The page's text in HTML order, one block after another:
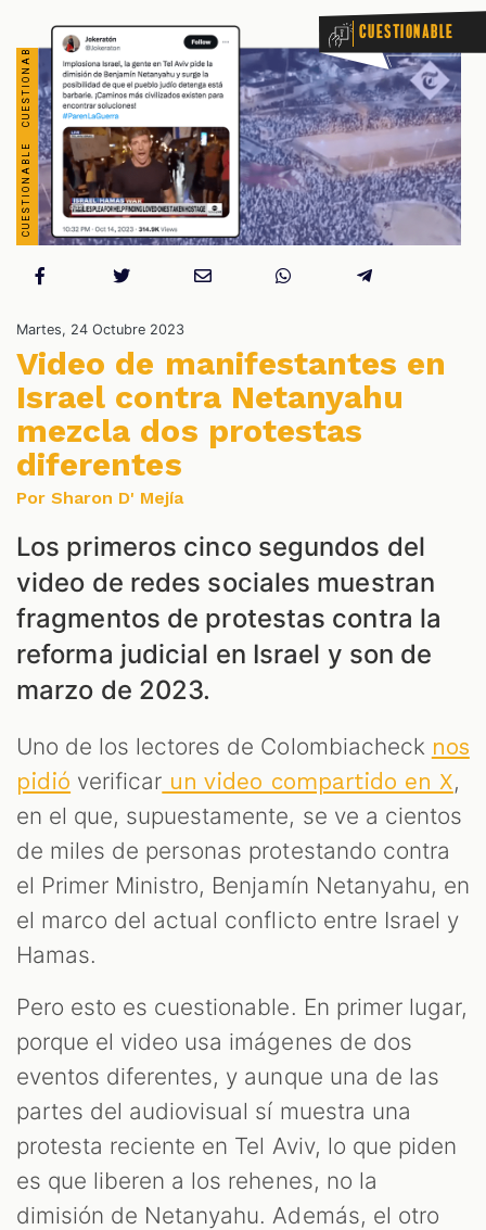
Cuestionable
Martes, 24 Octubre 2023
Video de manifestantes en
Israel contra Netanyahu
mezcla dos protestas
diferentes
Por Sharon D' Mejía
Los primeros cinco segundos del
video de redes sociales muestran
fragmentos de protestas contra la
reforma judicial en Israel y son de
marzo de 2023.
Uno de los lectores de Colombiacheck nos
pidió verificar un video compartido en X,
en el que, supuestamente, se ve a cientos
de miles de personas protestando contra
el Primer Ministro, Benjamín Netanyahu, en
el marco del actual conflicto entre Israel y
Hamas.
Pero esto es cuestionable. En primer lugar,
porque el video usa imágenes de dos
eventos diferentes, y aunque una de las
partes del audiovisual sí muestra una
protesta reciente en Tel Aviv, lo que piden
es que liberen a los rehenes, no la
dimisión de Netanyahu. Además, el otro